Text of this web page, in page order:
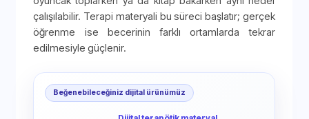
çalışılabilir. Terapi materyali bu süreci başlatır; gerçek
öğrenme ise becerinin farklı ortamlarda tekrar
edilmesiyle güçlenir.
Beğenebileceğiniz dijital ürünümüz